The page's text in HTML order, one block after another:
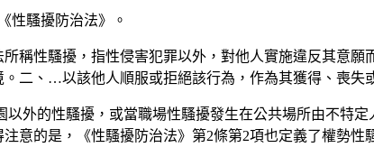
性騷擾防治法》。
所稱性騷擾，指性侵害犯罪以外，對他人實施違反其意
二、…以該他人順服或拒絕該行為，作為其獲得、喪失
以外的性騷擾，或當職場性騷擾發生在公共場所由不特
意的是，《性騷擾防治法》第2條第2項也定義了權勢